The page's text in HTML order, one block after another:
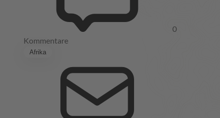
0
Kommentare
Afrika